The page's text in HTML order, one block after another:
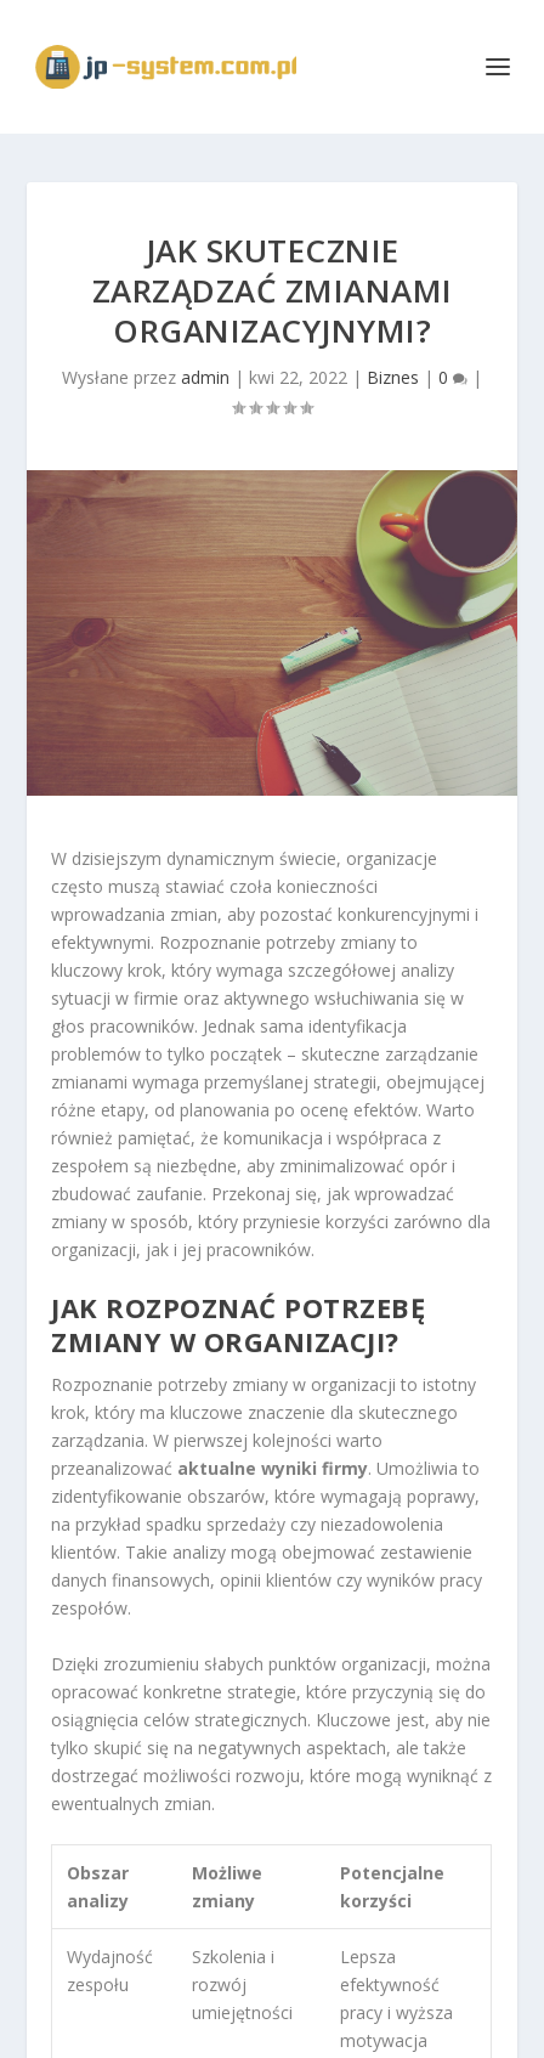
JAK SKUTECZNIE
ZARZĄDZAĆ ZMIANAMI
ORGANIZACYJNYMI?
Wysłane przez admin | kwi 22, 2022 | Biznes | 0 |
W dzisiejszym dynamicznym świecie, organizacje
często muszą stawiać czoła konieczności
wprowadzania zmian, aby pozostać konkurencyjnymi i
efektywnymi. Rozpoznanie potrzeby zmiany to
kluczowy krok, który wymaga szczegółowej analizy
sytuacji w firmie oraz aktywnego wsłuchiwania się w
głos pracowników. Jednak sama identyfikacja
problemów to tylko początek – skuteczne zarządzanie
zmianami wymaga przemyślanej strategii, obejmującej
różne etapy, od planowania po ocenę efektów. Warto
również pamiętać, że komunikacja i współpraca z
zespołem są niezbędne, aby zminimalizować opór i
zbudować zaufanie. Przekonaj się, jak wprowadzać
zmiany w sposób, który przyniesie korzyści zarówno dla
organizacji, jak i jej pracowników.
JAK ROZPOZNAĆ POTRZEBĘ
ZMIANY W ORGANIZACJI?
Rozpoznanie potrzeby zmiany w organizacji to istotny
krok, który ma kluczowe znaczenie dla skutecznego
zarządzania. W pierwszej kolejności warto
przeanalizować aktualne wyniki firmy. Umożliwia to
zidentyfikowanie obszarów, które wymagają poprawy,
na przykład spadku sprzedaży czy niezadowolenia
klientów. Takie analizy mogą obejmować zestawienie
danych finansowych, opinii klientów czy wyników pracy
zespołów.
Dzięki zrozumieniu słabych punktów organizacji, można
opracować konkretne strategie, które przyczynią się do
osiągnięcia celów strategicznych. Kluczowe jest, aby nie
tylko skupić się na negatywnych aspektach, ale także
dostrzegać możliwości rozwoju, które mogą wyniknąć z
ewentualnych zmian.
Obszar
analizy
Możliwe
zmiany
Potencjalne
korzyści
Wydajność
zespołu
Szkolenia i
rozwój
umiejętności
Lepsza
efektywność
pracy i wyższa
motywacja